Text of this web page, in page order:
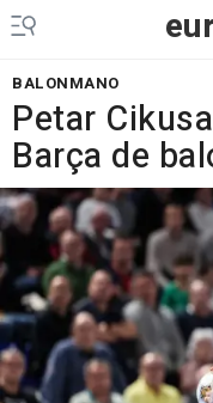
BALONMANO
Petar
Barça de